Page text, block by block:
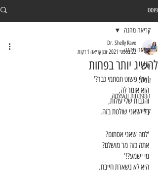
פוסט
קריאה מהנה
שפע
זוגיות
התפתחות והעצמה
קריירה
קריאה מהנה
להשיג יותר בפחות
Dr. Shelly Rave
22 בספט׳ 2021
זמן קריאה 1 דקות
'אולי פשוט תסתמי כבר?'
הוא אומר לה,
והגבות שלי עולות,
בלי שאני שולטת בזה.
'למה שאני אסתום?
אתה כזה מר מושלם?
מי ישמע?!'
היא לא נשארת חייבת.